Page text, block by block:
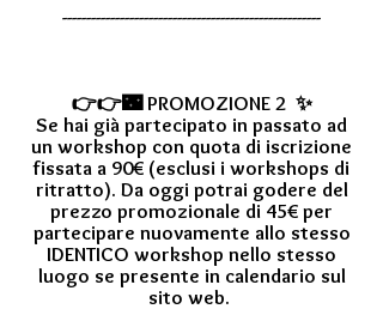
------------------------------------------------------
👉👉🌃 PROMOZIONE 2 ✨
Se hai già partecipato in passato ad
un workshop con quota di iscrizione
fissata a 90€ (esclusi i workshops di
ritratto). Da oggi potrai godere del
prezzo promozionale di 45€ per
partecipare nuovamente allo stesso
IDENTICO workshop nello stesso
luogo se presente in calendario sul
sito web.